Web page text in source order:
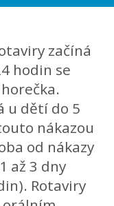
začíná
hodin se
u dětí do 5
nákazou
od nákazy
až 3 dny
Rotaviry